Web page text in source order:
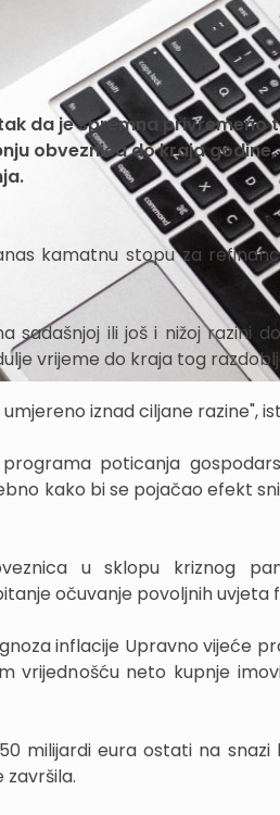
da je spremna privremeno
obveznica do kraja
kamatnu stopu za
ili još i nižoj razini
vrijeme do kraja tog
iznad ciljane razine",
poticanja
kako bi se pojačao efekt
u sklopu kriznog
očuvanje povoljnih uvjeta
inflacije Upravno vijeće
vrijednošću neto kupnje
milijardi eura ostati na
završila.